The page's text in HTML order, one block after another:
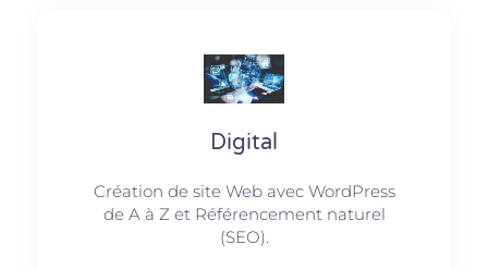
Digital
Création de site Web avec WordPress
de A à Z et Référencement naturel
(SEO).